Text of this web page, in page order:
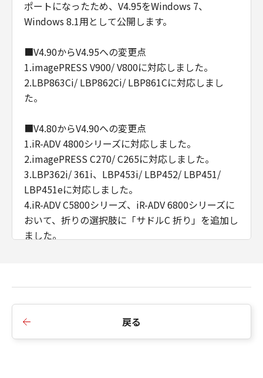
ポートになったため、V4.95をWindows 7、
Windows 8.1用として公開します。
■V4.90からV4.95への変更点
1.imagePRESS V900/ V800に対応しました。
2.LBP863Ci/ LBP862Ci/ LBP861Cに対応しまし
た。
■V4.80からV4.90への変更点
1.iR-ADV 4800シリーズに対応しました。
2.imagePRESS C270/ C265に対応しました。
3.LBP362i/ 361i、LBP453i/ LBP452/ LBP451/
LBP451eに対応しました。
4.iR-ADV C5800シリーズ、iR-ADV 6800シリーズに
おいて、折りの選択肢に「サドルC 折り」を追加し
ました。
ーフォールディング中綴じフィニッシャー・A1に
対応しました。
戻る